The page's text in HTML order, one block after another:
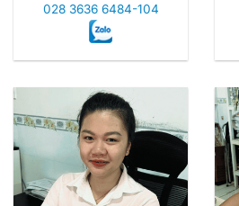
028 3636 6484-104